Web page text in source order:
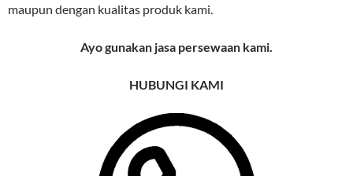
maupun dengan kualitas produk kami.
Ayo gunakan jasa persewaan kami.
HUBUNGI KAMI